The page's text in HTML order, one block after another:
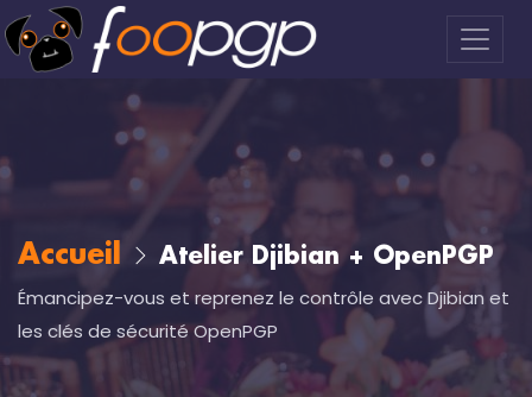
Accueil Atelier Djibian + OpenPGP
Émancipez-vous et reprenez le contrôle avec Djibian et
les clés de sécurité OpenPGP